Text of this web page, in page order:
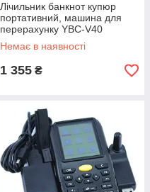
Лічильник банкнот купюр
портативний, машина для
перерахунку YBC-V40
Немає в наявності
1 355 ₴